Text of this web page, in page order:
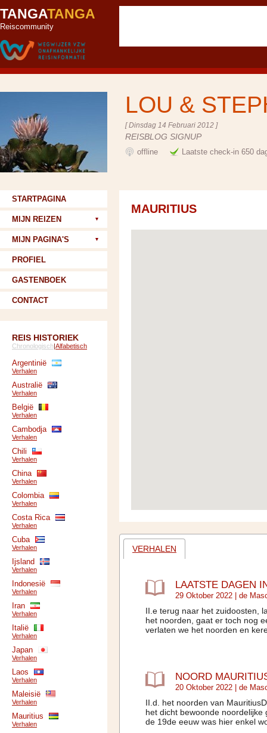
TANGATANGA
Reiscommunity
LOU &
[ Dinsdag 14 Februari 2012 ]
REISBLOG SIGNUP
offline Laatste check-in 650
MAURITIUS
VERHALEN
LAATSTE DAGEN
29 Oktober 2022 | de
II.e terug naar het zuidoosten,
het noorden, gaat er toch nog
verlaten we het noorden en
NOORD
20 Oktober 2022 | de
II.d. het noorden van
het dicht bewoonde
de 19de eeuw was hier enkel
STARTPAGINA
MIJN REIZEN
MIJN PAGINA'S
PROFIEL
GASTENBOEK
CONTACT
REIS HISTORIEK
Chronologisch|Alfabetisch
Argentinië
Verhalen
Australië
Verhalen
België
Verhalen
Cambodja
Verhalen
Chili
Verhalen
China
Verhalen
Colombia
Verhalen
Costa Rica
Verhalen
Cuba
Verhalen
Ijsland
Verhalen
Indonesië
Verhalen
Iran
Verhalen
Italië
Verhalen
Japan
Verhalen
Laos
Verhalen
Maleisië
Verhalen
Mauritius
Verhalen